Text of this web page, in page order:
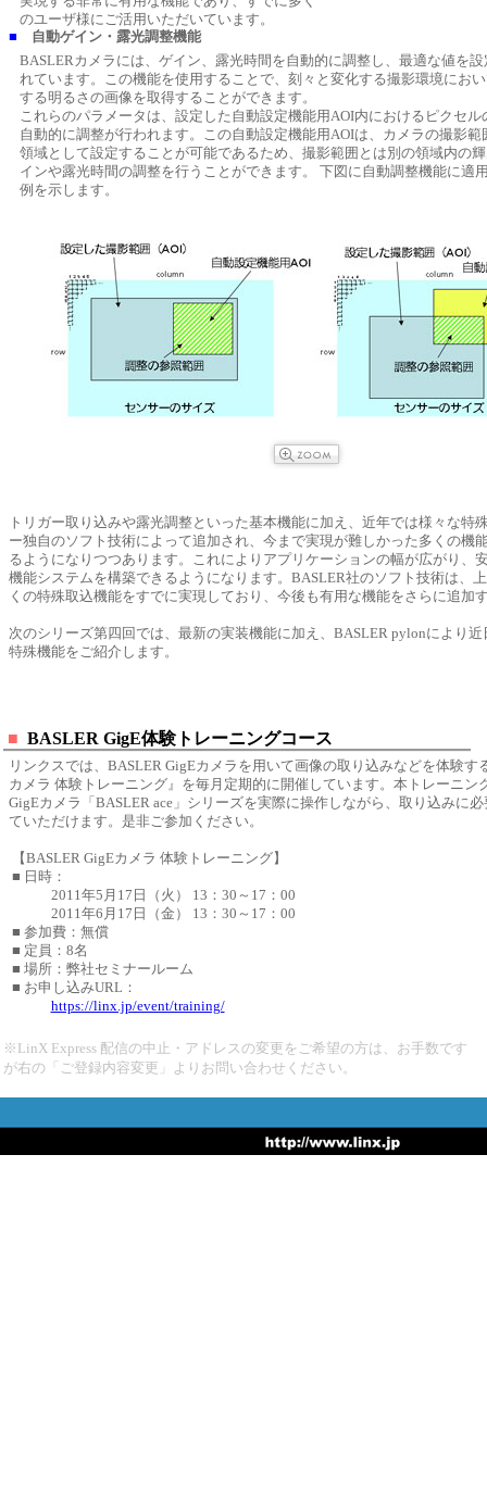
のユーザ様にご活用いただいています。
■
自動ゲイン・露光調整機能
BASLERカメラには、ゲイン、露光時間を自動的に調整し、最適な値を
れています。この機能を使用することで、刻々と変化する撮影環境にお
する明るさの画像を取得することができます。
これらのパラメータは、設定した自動設定機能用AOI内におけるピクセル
自動的に調整が行われます。この自動設定機能用AOIは、カメラの撮影範
領域として設定することが可能であるため、撮影範囲とは別の領域内の
インや露光時間の調整を行うことができます。 下図に自動調整機能に適
例を示します。
トリガー取り込みや露光調整といった基本機能に加え、近年では様々な特
ー独自のソフト技術によって追加され、今まで実現が難しかった多くの機
るようになりつつあります。これによりアプリケーションの幅が広がり、
機能システムを構築できるようになります。BASLER社のソフト技術は、
くの特殊取込機能をすでに実現しており、今後も有用な機能をさらに追加
次のシリーズ第四回では、最新の実装機能に加え、BASLER pylonにより
特殊機能をご紹介します。
■ BASLER GigE体験トレーニングコース
リンクスでは、BASLER GigEカメラを用いて画像の取り込みなどを体験す
カメラ 体験トレーニング』を毎月定期的に開催しています。本トレーニン
GigEカメラ「BASLER ace」シリーズを実際に操作しながら、取り込みに
ていただけます。是非ご参加ください。
【BASLER GigEカメラ 体験トレーニング】
■ 日時：
2011年5月17日（火） 13：30～17：00
2011年6月17日（金） 13：30～17：00
■ 参加費：無償
■ 定員：8名
■ 場所：弊社セミナールーム
■ お申し込みURL：
https://linx.jp/event/training/
※LinX Express 配信の中止・アドレスの変更をご希望の方は、お手数です
が右の「ご登録内容変更」よりお問い合わせください。